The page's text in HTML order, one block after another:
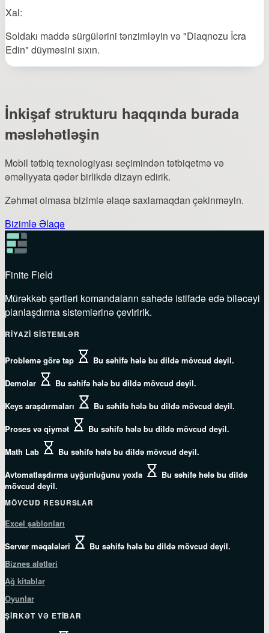
Xal:
Soldakı maddə sürgülərini tənzimləyin və "Diaqnozu İcra
Edin" düyməsini sıxın.
İnkişaf strukturu haqqında burada
məsləhətləşin
Mobil tətbiq texnologiyası seçimindən tətbiqetmə və
əməliyyata qədər birlikdə dizayn edirik.
Zəhmət olmasa bizimlə əlaqə saxlamaqdan çəkinməyin.
Bizimlə Əlaqə
Finite Field
Mürəkkəb şərtləri komandaların sahədə istifadə edə biləcəyi
planlaşdırma sistemlərinə çeviririk.
RIYAZI SISTEMLƏR
Problemə görə tap
Bu səhifə hələ bu dildə mövcud deyil.
Demolar
Bu səhifə hələ bu dildə mövcud deyil.
Keys araşdırmaları
Bu səhifə hələ bu dildə mövcud deyil.
Proses və qiymət
Bu səhifə hələ bu dildə mövcud deyil.
Math Lab
Bu səhifə hələ bu dildə mövcud deyil.
Avtomatlaşdırma uyğunluğunu yoxla
Bu səhifə hələ bu dildə
mövcud deyil.
MÖVCUD RESURSLAR
Excel şablonları
Server məqalələri
Bu səhifə hələ bu dildə mövcud deyil.
Biznes alətləri
Ağ kitablar
Oyunlar
ŞIRKƏT VƏ ETIBAR